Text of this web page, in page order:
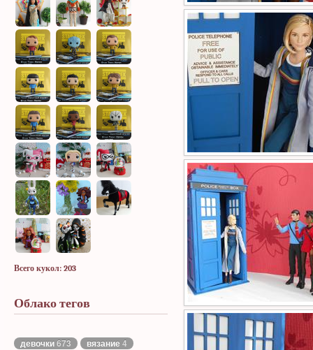
Всего кукол: 203
Облако тегов
девочки673 вязание4